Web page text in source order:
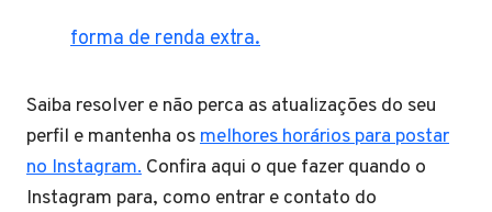
forma de renda extra.
Saiba resolver e não perca as atualizações do seu
perfil e mantenha osmelhores horários para postar
no Instagram. Confira aqui o que fazer quando o
Instagram para, como entrar e contato do